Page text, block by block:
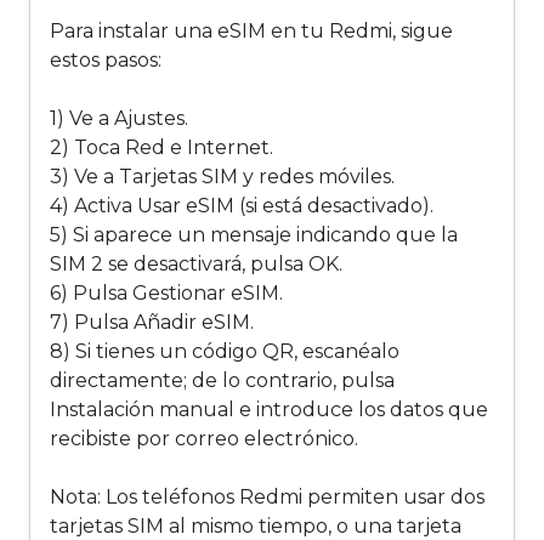
Para instalar una eSIM en tu Redmi, sigue
estos pasos:
1) Ve a Ajustes.
2) Toca Red e Internet.
3) Ve a Tarjetas SIM y redes móviles.
4) Activa Usar eSIM (si está desactivado).
5) Si aparece un mensaje indicando que la
SIM 2 se desactivará, pulsa OK.
6) Pulsa Gestionar eSIM.
7) Pulsa Añadir eSIM.
8) Si tienes un código QR, escanéalo
directamente; de lo contrario, pulsa
Instalación manual e introduce los datos que
recibiste por correo electrónico.
Nota: Los teléfonos Redmi permiten usar dos
tarjetas SIM al mismo tiempo, o una tarjeta